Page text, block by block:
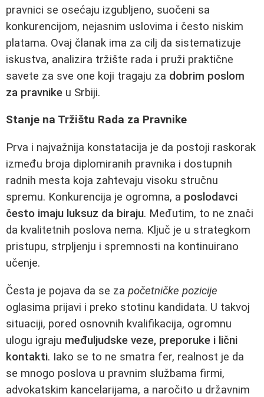
pravnici se osećaju izgubljeno, suočeni sa
konkurencijom, nejasnim uslovima i često niskim
platama. Ovaj članak ima za cilj da sistematizuje
iskustva, analizira tržište rada i pruži praktične
savete za sve one koji tragaju za dobrim poslom
za pravnike u Srbiji.
Stanje na Tržištu Rada za Pravnike
Prva i najvažnija konstatacija je da postoji raskorak
između broja diplomiranih pravnika i dostupnih
radnih mesta koja zahtevaju visoku stručnu
spremu. Konkurencija je ogromna, a poslodavci
često imaju luksuz da biraju. Međutim, to ne znači
da kvalitetnih poslova nema. Ključ je u strategkom
pristupu, strpljenju i spremnosti na kontinuirano
učenje.
Česta je pojava da se za početničke pozicije
oglasima prijavi i preko stotinu kandidata. U takvoj
situaciji, pored osnovnih kvalifikacija, ogromnu
ulogu igraju međuljudske veze, preporuke i lični
kontakti. Iako se to ne smatra fer, realnost je da
se mnogo poslova u pravnim službama firmi,
advokatskim kancelarijama, a naročito u državnim